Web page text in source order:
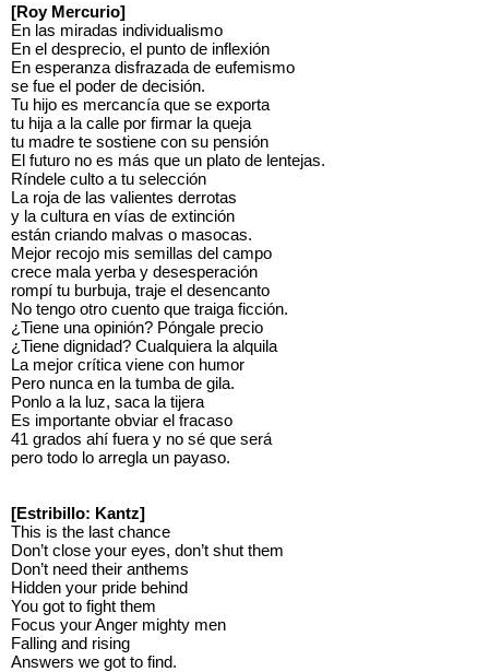
[Roy Mercurio]
En las miradas individualismo
En el desprecio, el punto de inflexión
En esperanza disfrazada de eufemismo
se fue el poder de decisión.
Tu hijo es mercancía que se exporta
tu hija a la calle por firmar la queja
tu madre te sostiene con su pensión
El futuro no es más que un plato de lentejas.
Ríndele culto a tu selección
La roja de las valientes derrotas
y la cultura en vías de extinción
están criando malvas o masocas.
Mejor recojo mis semillas del campo
crece mala yerba y desesperación
rompí tu burbuja, traje el desencanto
No tengo otro cuento que traiga ficción.
¿Tiene una opinión? Póngale precio
¿Tiene dignidad? Cualquiera la alquila
La mejor crítica viene con humor
Pero nunca en la tumba de gila.
Ponlo a la luz, saca la tijera
Es importante obviar el fracaso
41 grados ahí fuera y no sé que será
pero todo lo arregla un payaso.
[Estribillo: Kantz]
This is the last chance
Don’t close your eyes, don’t shut them
Don’t need their anthems
Hidden your pride behind
You got to fight them
Focus your Anger mighty men
Falling and rising
Answers we got to find.